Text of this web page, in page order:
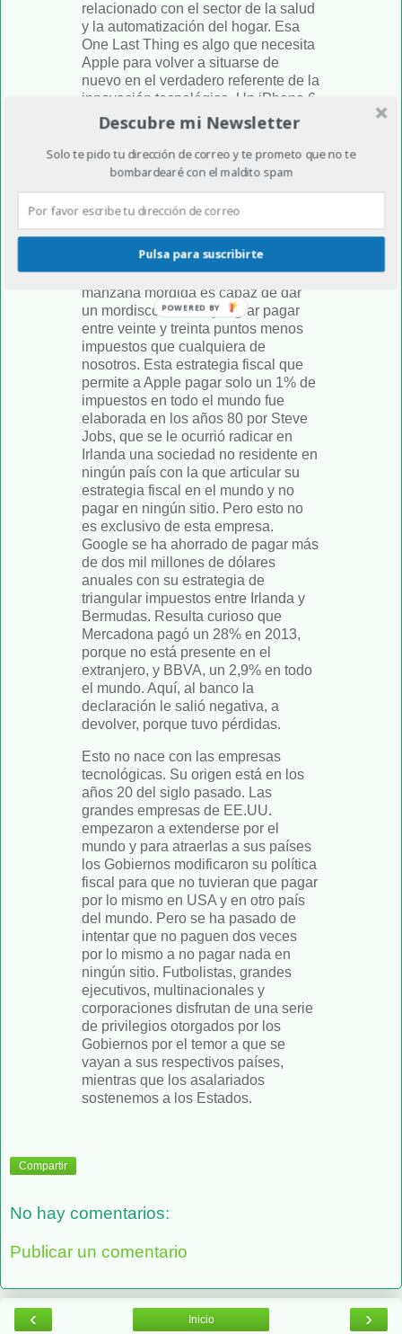
relacionado con el sector de la salud
y la automatización del hogar. Esa
One Last Thing es algo que necesita
Apple para volver a situarse de
nuevo en el verdadero referente de la
innovación tecnológica. Un iPhone 6
de dos tamaños, un reloj inteligente
actuales weareables, una portentosa
batería de gran duración.
Todo eso lo descubriremos mañana y
a cuenta de ello quiero hablaros de
un libro que ha caído en mis manos
de Mercedes Serraller, que da título a
esta columna. La empresa de la
manzana mordida es capaz de dar
un mordisco al fisco y lograr pagar
entre veinte y treinta puntos menos
impuestos que cualquiera de
nosotros. Esta estrategia fiscal que
permite a Apple pagar solo un 1% de
impuestos en todo el mundo fue
elaborada en los años 80 por Steve
Jobs, que se le ocurrió radicar en
Irlanda una sociedad no residente en
ningún país con la que articular su
estrategia fiscal en el mundo y no
pagar en ningún sitio. Pero esto no
es exclusivo de esta empresa.
Google se ha ahorrado de pagar más
de dos mil millones de dólares
anuales con su estrategia de
triangular impuestos entre Irlanda y
Bermudas. Resulta curioso que
Mercadona pagó un 28% en 2013,
porque no está presente en el
extranjero, y BBVA, un 2,9% en todo
el mundo. Aquí, al banco la
declaración le salió negativa, a
devolver, porque tuvo pérdidas.
Esto no nace con las empresas
tecnológicas. Su origen está en los
años 20 del siglo pasado. Las
grandes empresas de EE.UU.
empezaron a extenderse por el
mundo y para atraerlas a sus países
los Gobiernos modificaron su política
fiscal para que no tuvieran que pagar
por lo mismo en USA y en otro país
del mundo. Pero se ha pasado de
intentar que no paguen dos veces
por lo mismo a no pagar nada en
ningún sitio. Futbolistas, grandes
ejecutivos, multinacionales y
corporaciones disfrutan de una serie
de privilegios otorgados por los
Gobiernos por el temor a que se
vayan a sus respectivos países,
mientras que los asalariados
sostenemos a los Estados.
Compartir
No hay comentarios:
Publicar un comentario
‹ ›
Inicio
Descubre mi Newsletter
Solo te pido tu dirección de correo y te prometo que no te
bombardearé con el maldito spam
Pulsa para suscribirte
POWERED BY